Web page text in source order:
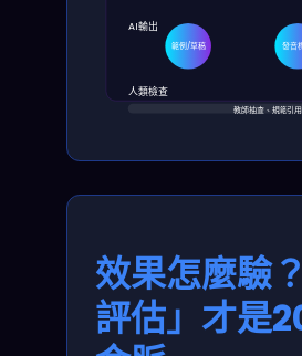
AI輸出
範例/草稿 發音
人類檢查
教師抽查、規範引
效果怎麼驗
評估」才是